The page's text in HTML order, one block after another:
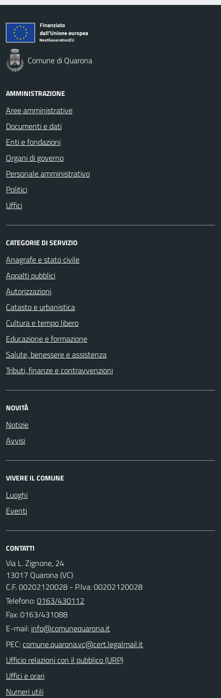
Comune di Quarona
AMMINISTRAZIONE
Aree amministrative
Documenti e dati
Enti e fondazioni
Organi di governo
Personale amministrativo
Politici
Uffici
CATEGORIE DI SERVIZIO
Anagrafe e stato civile
Appalti pubblici
Autorizzazioni
Catasto e urbanistica
Cultura e tempo libero
Educazione e formazione
Salute, benessere e assistenza
Tributi, finanze e contravvenzioni
NOVITÀ
Notizie
Avvisi
VIVERE IL COMUNE
Luoghi
Eventi
CONTATTI
Via L. Zignone, 24
13017 Quarona (VC)
C.F. 00202120028 - P.Iva: 00202120028
Telefono:0163/430112
Fax: 0163/431088
E-mail:
PEC:
Ufficio relazioni con il pubblico (URP)
Uffici e orari
Numeri utili